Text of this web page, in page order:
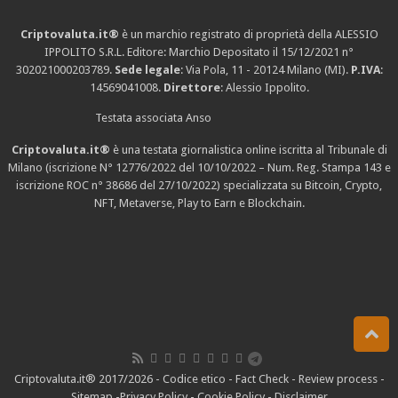
Criptovaluta.it® è un marchio registrato di proprietà della ALESSIO
IPPOLITO S.R.L. Editore: Marchio Depositato il 15/12/2021 n°
302021000203789. Sede legale: Via Pola, 11 - 20124 Milano (MI). P.IVA:
14569041008. Direttore: Alessio Ippolito.
Testata associata Anso
Criptovaluta.it® è una testata giornalistica online iscritta al Tribunale di
Milano (iscrizione N° 12776/2022 del 10/10/2022 – Num. Reg. Stampa 143 e
iscrizione ROC n° 38686 del 27/10/2022) specializzata su Bitcoin, Crypto,
NFT, Metaverse, Play to Earn e Blockchain.
Criptovaluta.it® 2017/2026 - Codice etico - Fact Check- Review process-